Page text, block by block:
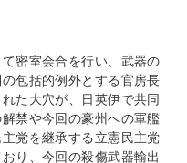
密室会合を行い、武器の
包括的例外とする官房長
た大穴が、日英伊で共同
禁や今回の豪州への軍艦
党を継承する立憲民主党
り、今回の殺傷武器輸出